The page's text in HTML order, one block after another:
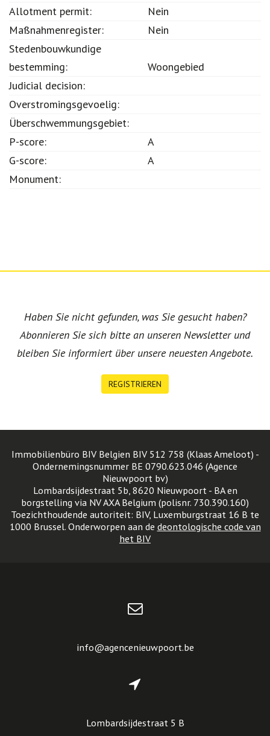
Allotment permit:
Nein
Maßnahmenregister:
Nein
Stedenbouwkundige
bestemming:
Woongebied
Judicial decision:
Overstromingsgevoelig:
Überschwemmungsgebiet:
P-score:
A
G-score:
A
Monument:
Haben Sie nicht gefunden, was Sie gesucht haben?
Abonnieren Sie sich bitte an unseren Newsletter und
bleiben Sie informiert über unsere neuesten Angebote.
REGISTRIEREN
Immobilienbüro BIV Belgien BIV 512 758 (Klaas Ameloot) -
Ondernemingsnummer BE 0790.623.046 (Agence
Nieuwpoort bv)
Lombardsijdestraat 5b, 8620 Nieuwpoort - BA en
borgstelling via NV AXA Belgium (polisnr. 730.390.160)
Toezichthoudende autoriteit: BIV, Luxemburgstraat 16 B te
1000 Brussel. Onderworpen aan de deontologische code van
het BIV
info@agencenieuwpoort.be
Lombardsijdestraat 5 B